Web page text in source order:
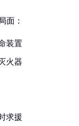
面：
装置
火器
求援